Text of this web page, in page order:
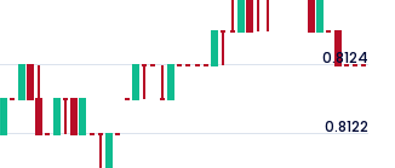
0.8122
0.8124